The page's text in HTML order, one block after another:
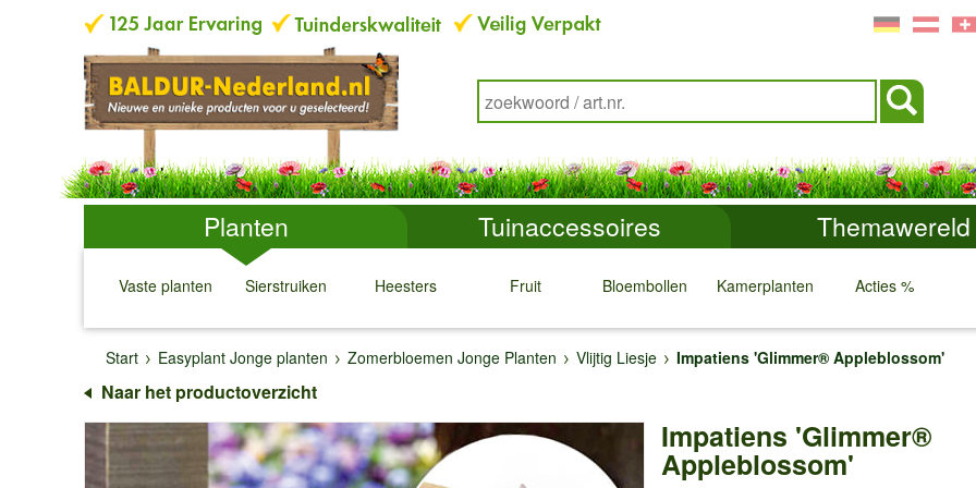
Planten Tuinaccessoires Themawereld
Vaste planten
↓
Sierstruiken
↓
Heesters
↓
Fruit
↓
Bloembollen
↓
Kamerplanten
↓
Acties %
↓ ↓
Start
Easyplant Jonge planten Zomerbloemen Jonge Planten Vlijtig Liesje Impatiens 'Glimmer® Appleblossom'
Naar het productoverzicht
Impatiens 'Glimmer®
Appleblossom'